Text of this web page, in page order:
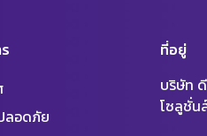
ลอดภัย
ที่อยู่
บริษัท
โซลูชั่น